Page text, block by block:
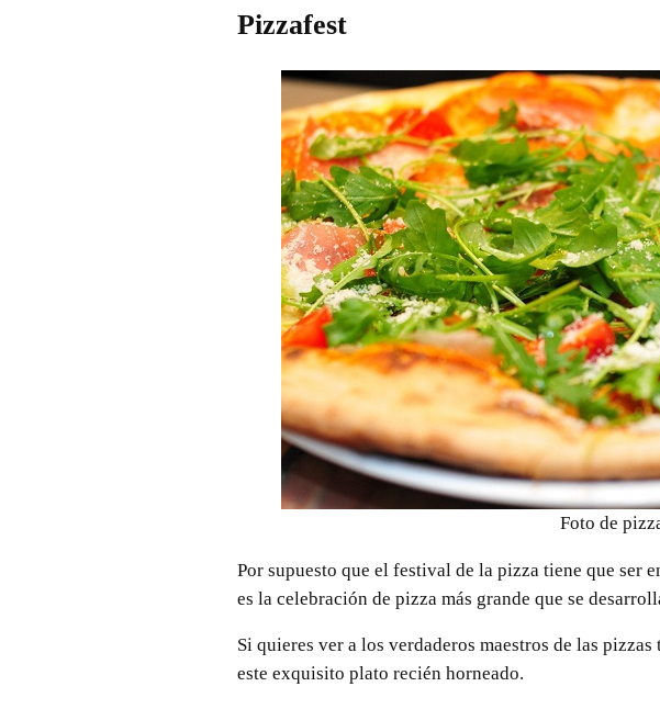
Pizzafest
Foto de
Por supuesto que el festival de la pizza tiene que ser
es la celebración de pizza más grande que se
Si quieres ver a los verdaderos maestros de las
este exquisito plato recién horneado.